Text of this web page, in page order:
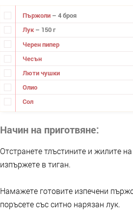
Пържоли – 4 броя
Лук – 150 г
Черен пипер
Чесън
Люти чушки
Олио
Сол
Начин на приготвяне
Отстранете тлъстините и жилите
изпържете в тиган.
Намажете готовите изпечени
поръсете със ситно нарязан лук.